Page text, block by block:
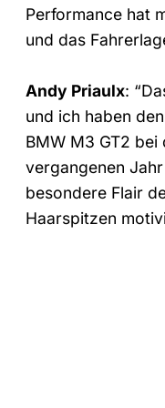
Performance hat
und das
Andy Priaulx:
und ich haben
BMW M3 GT2 bei
vergangenen
besondere Flair
Haarspitzen